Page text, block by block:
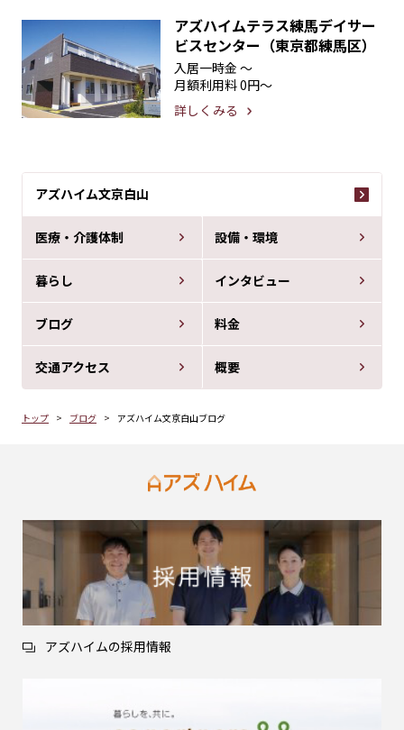
アズハイム文京白山
医療・介護体制 設備・環境
暮らし インタビュー
ブログ 料金
交通アクセス 概要
トップ ブログ アズハイム文京白山ブログ
アズハイムテラス練馬デイサー
ビスセンター（東京都練馬区）
入居一時金 〜
月額利用料0円〜
詳しくみる
アズハイムの採用情報